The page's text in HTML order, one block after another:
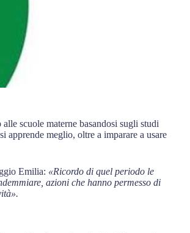
scuole materne basandosi sugli studi
si apprende meglio, oltre a imparare a usare
Emilia: «Ricordo di quel periodo le
azioni che hanno permesso di